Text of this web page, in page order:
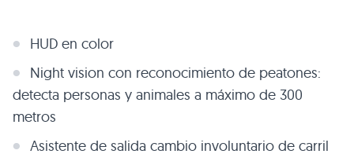
HUD en color
Night vision con reconocimiento de peatones:
detecta personas y animales a máximo de 300
metros
Asistente de salida cambio involuntario de carril